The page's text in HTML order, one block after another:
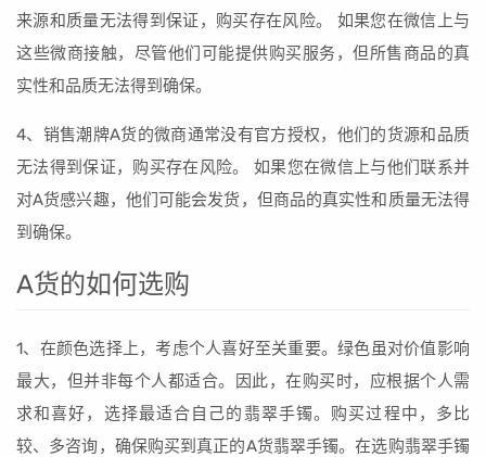
来源和质量无法得到保证，购买存在风险。 如果您在微信上与
这些微商接触，尽管他们可能提供购买服务，但所售商品的真
实性和品质无法得到确保。
4、销售潮牌A货的微商通常没有官方授权，他们的货源和品质
无法得到保证，购买存在风险。 如果您在微信上与他们联系并
对A货感兴趣，他们可能会发货，但商品的真实性和质量无法得
到确保。
A货的如何选购
1、在颜色选择上，考虑个人喜好至关重要。绿色虽对价值影响
最大，但并非每个人都适合。因此，在购买时，应根据个人需
求和喜好，选择最适合自己的翡翠手镯。购买过程中，多比
较、多咨询，确保购买到真正的A货翡翠手镯。在选购翡翠手镯